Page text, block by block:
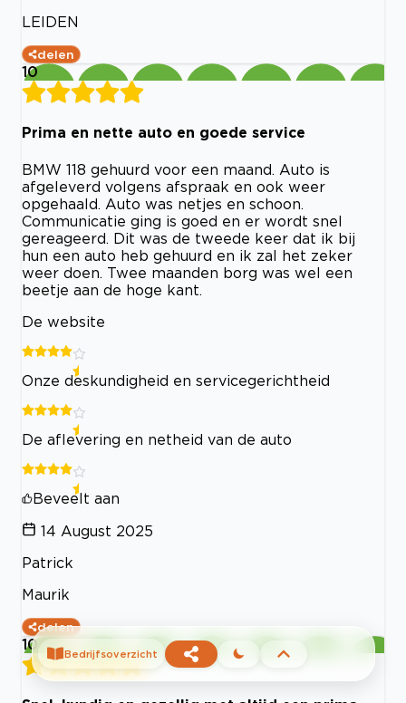
LEIDEN
delen
10
Prima en nette auto en goede service
BMW 118 gehuurd voor een maand. Auto is
afgeleverd volgens afspraak en ook weer
opgehaald. Auto was netjes en schoon.
Communicatie ging is goed en er wordt snel
gereageerd. Dit was de tweede keer dat ik bij
hun een auto heb gehuurd en ik zal het zeker
weer doen. Twee maanden borg was wel een
beetje aan de hoge kant.
De website
Onze deskundigheid en servicegerichtheid
De aflevering en netheid van de auto
Beveelt aan
14 August 2025
Patrick
Maurik
delen
10
Bedrijfsoverzicht